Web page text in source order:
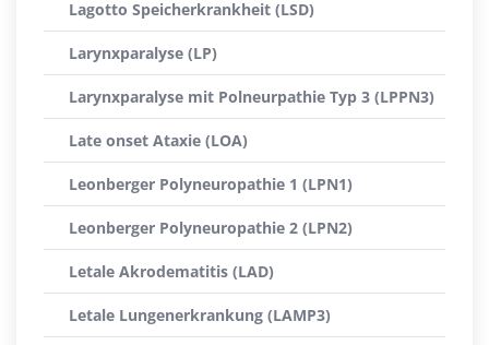
Lagotto Speicherkrankheit (LSD)
Larynxparalyse (LP)
Larynxparalyse mit Polneurpathie Typ 3 (LPPN3)
Late onset Ataxie (LOA)
Leonberger Polyneuropathie 1 (LPN1)
Leonberger Polyneuropathie 2 (LPN2)
Letale Akrodematitis (LAD)
Letale Lungenerkrankung (LAMP3)